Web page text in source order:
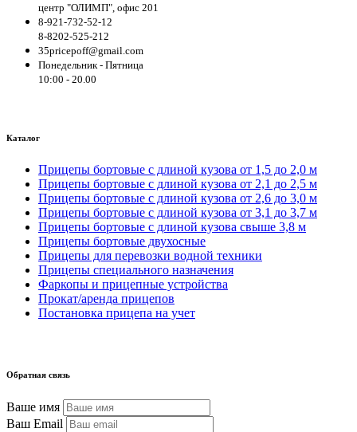
центр "ОЛИМП", офис 201
8-921-732-52-12
8-8202-525-212
35pricepoff@gmail.com
Понедельник - Пятница
10:00 - 20.00
Каталог
Прицепы бортовые с длиной кузова от 1,5 до 2,0 м
Прицепы бортовые с длиной кузова от 2,1 до 2,5 м
Прицепы бортовые с длиной кузова от 2,6 до 3,0 м
Прицепы бортовые с длиной кузова от 3,1 до 3,7 м
Прицепы бортовые с длиной кузова свыше 3,8 м
Прицепы бортовые двухосные
Прицепы для перевозки водной техники
Прицепы специального назначения
Фаркопы и прицепные устройства
Прокат/аренда прицепов
Постановка прицепа на учет
Обратная связь
Ваше имя
Ваш Email